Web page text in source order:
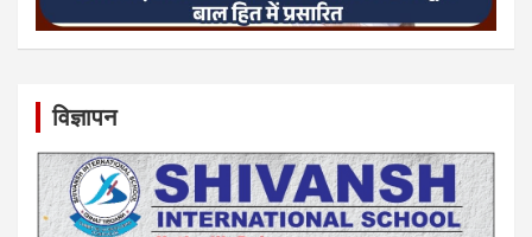
विज्ञापन